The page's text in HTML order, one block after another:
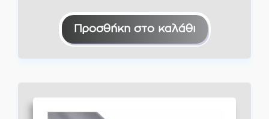
Προσθήκη στο καλάθι